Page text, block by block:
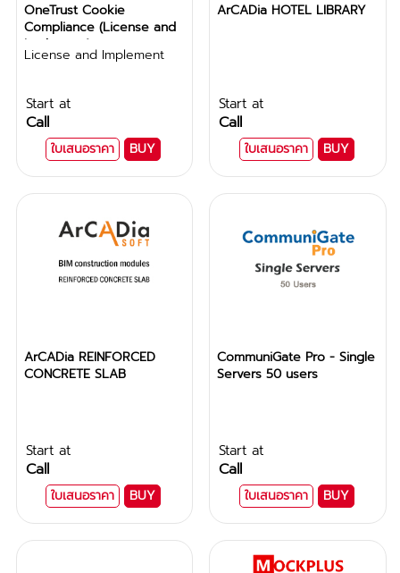
OneTrust Cookie
Compliance (License and
Implement)
License and Implement
Start at
Call
ใบเสนอราคา BUY
ArCADia HOTEL LIBRARY
Start at
Call
ใบเสนอราคา BUY
ArCADia REINFORCED
CONCRETE SLAB
Start at
Call
ใบเสนอราคา BUY
CommuniGate Pro - Single
Servers 50 users
Start at
Call
ใบเสนอราคา BUY